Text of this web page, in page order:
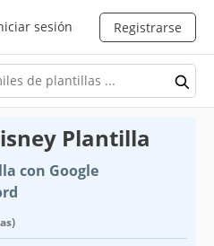
sesión Registrarse
Plantilla
con Google